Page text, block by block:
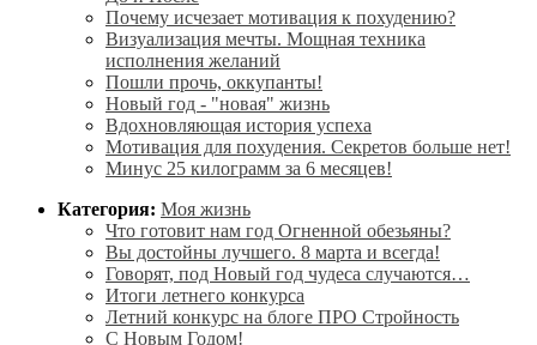
Почему исчезает мотивация к похудению?
Визуализация мечты. Мощная техника
исполнения желаний
Пошли прочь, оккупанты!
Новый год - "новая" жизнь
Вдохновляющая история успеха
Мотивация для похудения. Секретов больше нет!
Минус 25 килограмм за 6 месяцев!
Категория: Моя жизнь
Что готовит нам год Огненной обезьяны?
Вы достойны лучшего. 8 марта и всегда!
Говорят, под Новый год чудеса случаются…
Итоги летнего конкурса
Летний конкурс на блоге ПРО Стройность
С Новым Годом!